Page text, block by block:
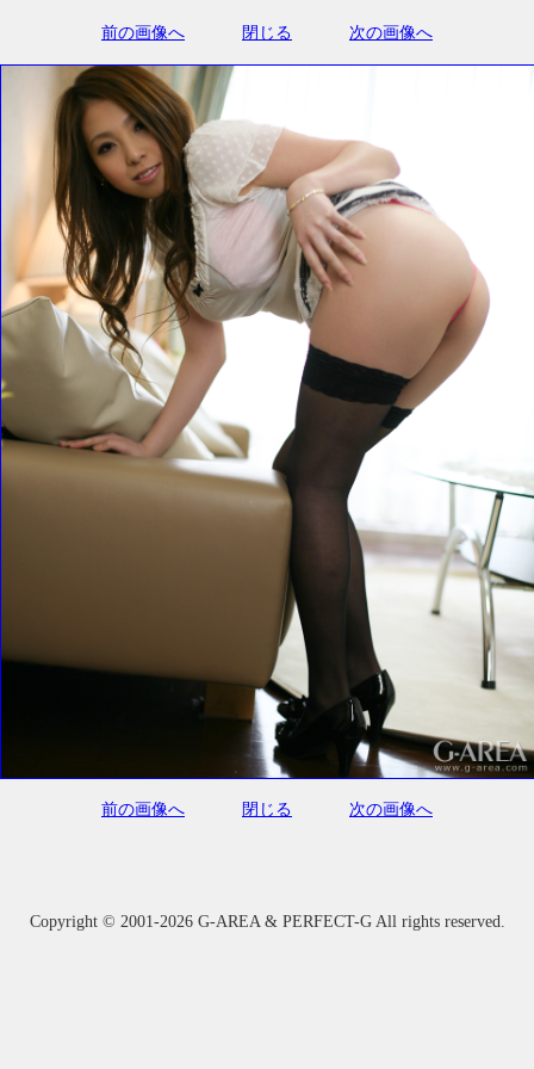
前の画像へ 閉じる 次の画像へ
前の画像へ 閉じる 次の画像へ
Copyright © 2001-2026 G-AREA & PERFECT-G All rights reserved.